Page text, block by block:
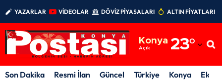
YAZARLAR VİDEOLAR DÖVİZ PİYASALARI ALTIN FİYATLARI
Konya
Açık 23°
Adıyaman
Afyonkarahisar
Son Dakika Resmi İlan Güncel Türkiye Konya